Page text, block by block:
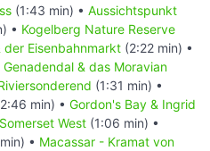
(1:43 min) • Aussichtspunkt
• Kogelberg Nature Reserve
der Eisenbahnmarkt (2:22 min) •
& das Moravian
(1:31 min) •
min) • Gordon's Bay & Ingrid
Somerset West (1:06 min) •
• Macassar - Kramat von